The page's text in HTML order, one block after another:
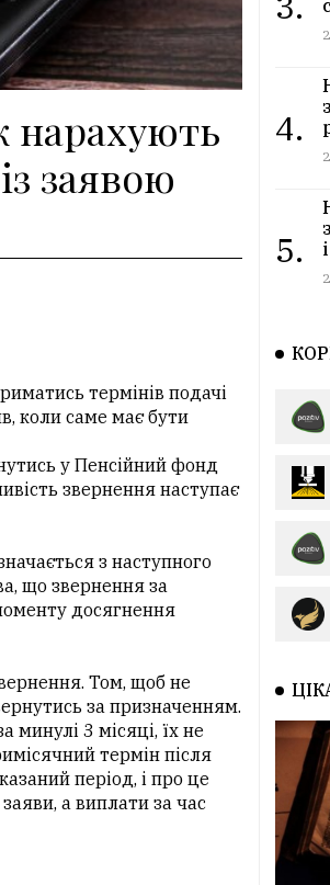
нарахують
заявою
термінів подачі
коли саме має бути
у Пенсійний фонд
звернення наступає
з наступного
що звернення за
досягнення
Том, щоб не
за призначенням.
минулі 3 місяці, їх не
термін після
період, і про це
а виплати за час
4.
5.